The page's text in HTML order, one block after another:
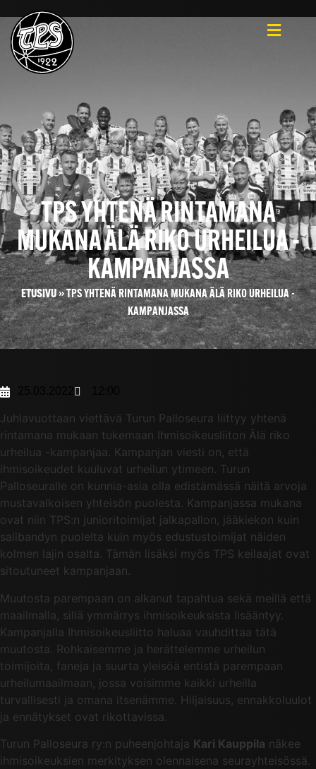
TPS YHTENÄ RINTAMANA
MUKANA ÄLÄ RIKO URHEILUA -
KAMPANJASSA
ETUSIVU»TPS YHTENÄ RINTAMANA MUKANA ÄLÄ RIKO URHEILUA -
KAMPANJASSA
Juhlavuottaan viettävä Turun Palloseura liittyy yhtenä
rintamana mukaan tukemaan Ihmisoikeusliiton Älä riko
urheilua -kampanjaa. Kampanjan viesti on, että
ihmisoikeudet kuuluvat urheilun ytimeen. Turun
Palloseuralle on kunnia-asia olla edistämässä näitä arvoja
mustavalkoisen yhteisön puolesta. Kampanjassa mukana
ovat niin TPS:n junioritoimijat jalkapallon, jääkiekon kuin
salibandyn puolelta kuin myös edustustoimijat näiden
kolmen lajin osalta. Tämän lisäksi myös TPS keilaajat ovat
sitoutuneet kampanjaan.
Muutosta parempaan on alkanut tapahtua sekä meillä että
maailmalla, sillä ymmärrys ihmisoikeuksista lisääntyy.
Kampanjalla Ihmisoikeusliitto haluaa vauhdittaa tätä
muutosta. Rohkaisemme ja herättelemme urheilun
toimijoita, faneja ja suurta yleisöä entistä parempaan
urheilumaailmaan, jossa voisimme kaikki urheilla
turvallisesti ja omana itsenämme. Hiljaisuus, ennakkoluulot
ja ennätykset ovat rikottavissa.
Turun Palloseura ry:n puheenjohtaja Kari Kauppila näkee
ihmisoikeuksien merkityksen olennaisena seurayhteisössä.